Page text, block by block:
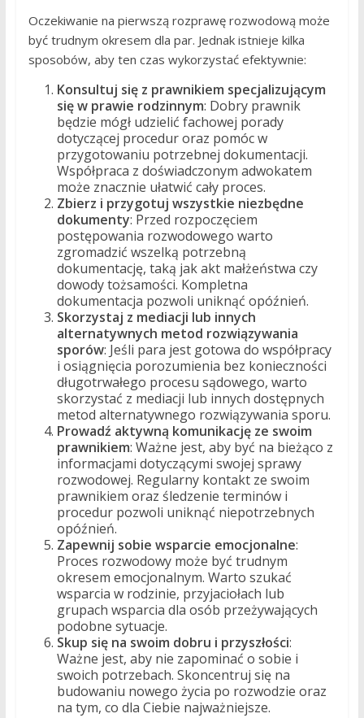
Oczekiwanie na pierwszą rozprawę rozwodową może
być trudnym okresem dla par. Jednak istnieje kilka
sposobów, aby ten czas wykorzystać efektywnie:
Konsultuj się z prawnikiem specjalizującym
się w prawie rodzinnym: Dobry prawnik
będzie mógł udzielić fachowej porady
dotyczącej procedur oraz pomóc w
przygotowaniu potrzebnej dokumentacji.
Współpraca z doświadczonym adwokatem
może znacznie ułatwić cały proces.
Zbierz i przygotuj wszystkie niezbędne
dokumenty: Przed rozpoczęciem
postępowania rozwodowego warto
zgromadzić wszelką potrzebną
dokumentację, taką jak akt małżeństwa czy
dowody tożsamości. Kompletna
dokumentacja pozwoli uniknąć opóźnień.
Skorzystaj z mediacji lub innych
alternatywnych metod rozwiązywania
sporów: Jeśli para jest gotowa do współpracy
i osiągnięcia porozumienia bez konieczności
długotrwałego procesu sądowego, warto
skorzystać z mediacji lub innych dostępnych
metod alternatywnego rozwiązywania sporu.
Prowadź aktywną komunikację ze swoim
prawnikiem: Ważne jest, aby być na bieżąco z
informacjami dotyczącymi swojej sprawy
rozwodowej. Regularny kontakt ze swoim
prawnikiem oraz śledzenie terminów i
procedur pozwoli uniknąć niepotrzebnych
opóźnień.
Zapewnij sobie wsparcie emocjonalne:
Proces rozwodowy może być trudnym
okresem emocjonalnym. Warto szukać
wsparcia w rodzinie, przyjaciołach lub
grupach wsparcia dla osób przeżywających
podobne sytuacje.
Skup się na swoim dobru i przyszłości:
Ważne jest, aby nie zapominać o sobie i
swoich potrzebach. Skoncentruj się na
budowaniu nowego życia po rozwodzie oraz
na tym, co dla Ciebie najważniejsze.